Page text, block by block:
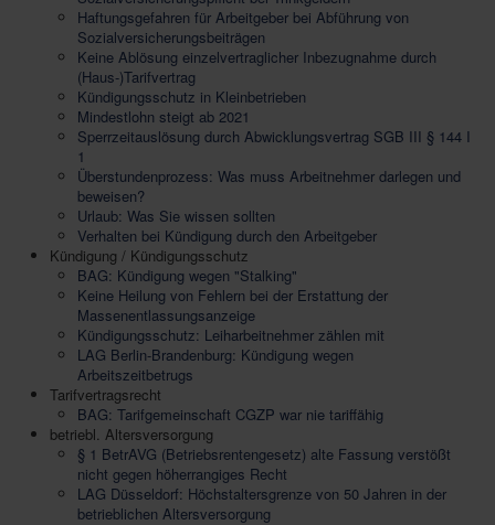
Haftungsgefahren für Arbeitgeber bei Abführung von
Sozialversicherungsbeiträgen
Keine Ablösung einzelvertraglicher Inbezugnahme durch
(Haus-)Tarifvertrag
Kündigungsschutz in Kleinbetrieben
Mindestlohn steigt ab 2021
Sperrzeitauslösung durch Abwicklungsvertrag SGB III § 144 I
1
Überstundenprozess: Was muss Arbeitnehmer darlegen und
beweisen?
Urlaub: Was Sie wissen sollten
Verhalten bei Kündigung durch den Arbeitgeber
Kündigung / Kündigungsschutz
BAG: Kündigung wegen "Stalking"
Keine Heilung von Fehlern bei der Erstattung der
Massenentlassungsanzeige
Kündigungsschutz: Leiharbeitnehmer zählen mit
LAG Berlin-Brandenburg: Kündigung wegen
Arbeitszeitbetrugs
Tarifvertragsrecht
BAG: Tarifgemeinschaft CGZP war nie tariffähig
betriebl. Altersversorgung
§ 1 BetrAVG (Betriebsrentengesetz) alte Fassung verstößt
nicht gegen höherrangiges Recht
LAG Düsseldorf: Höchstaltersgrenze von 50 Jahren in der
betrieblichen Altersversorgung